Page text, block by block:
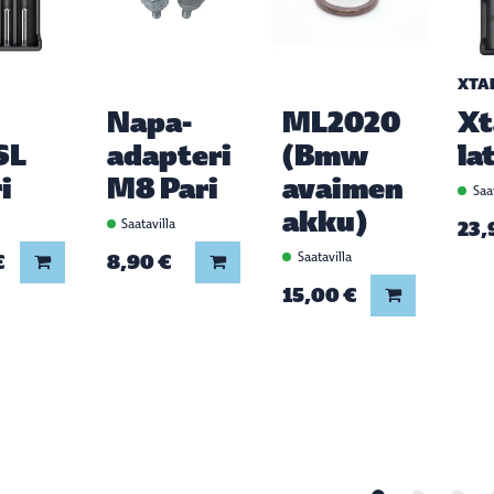
Lisää koriin
Napa-
adapteri
M8 Pari
Saatavilla
8,90 € Lisää koriin
ML2020
(Bmw
avaimen
akku)
Saatavilla
15,00 € Lisää koriin